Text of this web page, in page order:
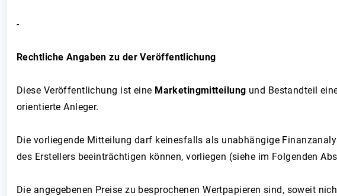
-
Rechtliche Angaben zu der Veröffentlichung
Diese Veröffentlichung ist eine Marketingmitteilung und Bestandteil
orientierte Anleger.
Die vorliegende Mitteilung darf keinesfalls als unabhängige
des Erstellers beeinträchtigen können, vorliegen (siehe im Folgenden
Die angegebenen Preise zu besprochenen Wertpapieren sind, soweit